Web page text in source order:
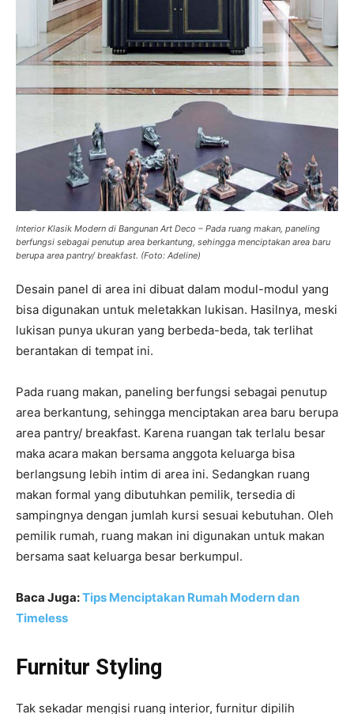
Interior Klasik Modern di Bangunan Art Deco – Pada ruang makan, paneling
berfungsi sebagai penutup area berkantung, sehingga menciptakan area baru
berupa area pantry/ breakfast. (Foto: Adeline)
Desain panel di area ini dibuat dalam modul-modul yang
bisa digunakan untuk meletakkan lukisan. Hasilnya, meski
lukisan punya ukuran yang berbeda-beda, tak terlihat
berantakan di tempat ini.
Pada ruang makan, paneling berfungsi sebagai penutup
area berkantung, sehingga menciptakan area baru berupa
area pantry/ breakfast. Karena ruangan tak terlalu besar
maka acara makan bersama anggota keluarga bisa
berlangsung lebih intim di area ini. Sedangkan ruang
makan formal yang dibutuhkan pemilik, tersedia di
sampingnya dengan jumlah kursi sesuai kebutuhan. Oleh
pemilik rumah, ruang makan ini digunakan untuk makan
bersama saat keluarga besar berkumpul.
Baca Juga:Tips Menciptakan Rumah Modern dan
Timeless
Furnitur Styling
Tak sekadar mengisi ruang interior, furnitur dipilih